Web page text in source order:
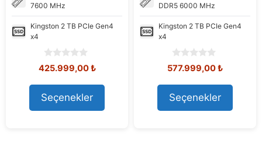
7600 MHz
Kingston 2 TB PCIe Gen4
x4
0
o
u
t
o
f
Orijinal
475.478,70 ₺.
425.999,00₺Şu
Seçenekler
DDR5 6000 MHz
Kingston 2 TB PCIe Gen4
x4
0
o
u
t
o
f
Orijinal
600.128,56 ₺.
577.999,00₺Şu
Seçenekler